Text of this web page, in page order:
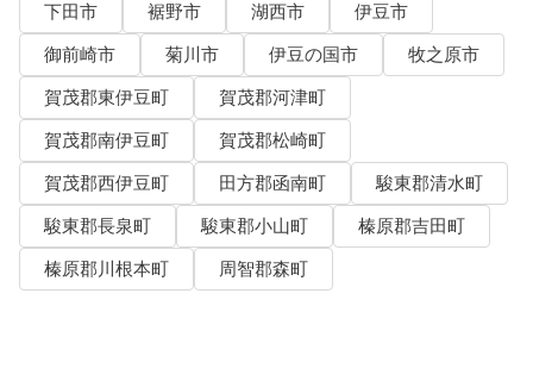
下田市
裾野市 湖西市
伊豆市
御前崎市
菊川市 伊豆の国市
牧之原市
賀茂郡東伊豆町
賀茂郡河津町
賀茂郡南伊豆町
賀茂郡松崎町
賀茂郡西伊豆町
田方郡函南町
駿東郡清水町
駿東郡長泉町
駿東郡小山町
榛原郡吉田町
榛原郡川根本町
周智郡森町